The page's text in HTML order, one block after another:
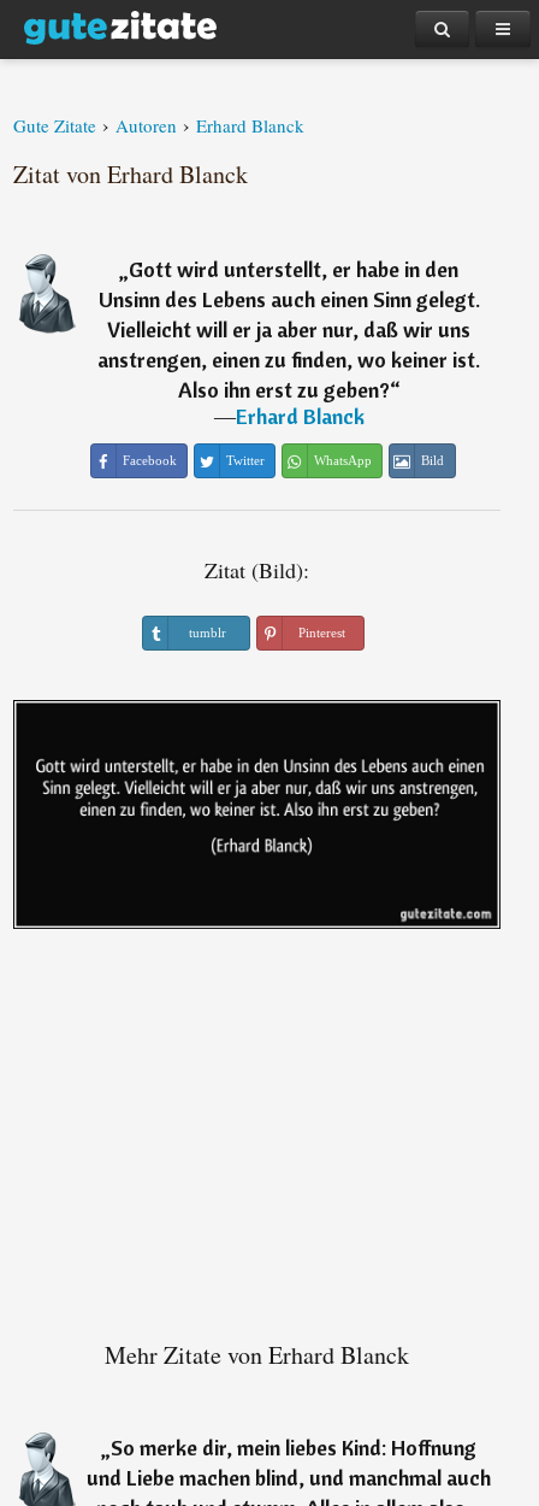
Gute Zitate › Autoren › Erhard Blanck
Zitat von Erhard Blanck
„Gott wird unterstellt, er habe in den
Unsinn des Lebens auch einen Sinn gelegt.
Vielleicht will er ja aber nur, daß wir uns
anstrengen, einen zu finden, wo keiner ist.
Also ihn erst zu geben?“
―Erhard Blanck
Facebook Twitter WhatsApp Bild
Zitat (Bild):
tumblr Pinterest
Mehr Zitate von Erhard Blanck
„So merke dir, mein liebes Kind: Hoffnung
und Liebe machen blind, und manchmal auch